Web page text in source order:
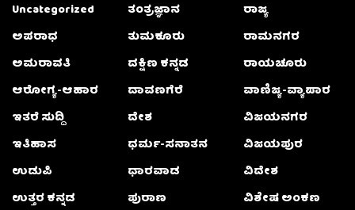
Uncategorized
ಅಪರಾಧ
ಅಮರಾವತಿ
ಆರೋಗ್ಯ-ಆಹಾರ
ಇತರೆ ಸುದ್ದಿ
ಇತಿಹಾಸ
ಉಡುಪಿ
ಉತ್ತರ ಕನ್ನಡ
ತಂತ್ರಜ್ಞಾನ
ತುಮಕೂರು
ದಕ್ಷಿಣ ಕನ್ನಡ
ದಾವಣಗೆರೆ
ದೇಶ
ಧರ್ಮ-ಸನಾತನ
ಧಾರವಾಡ
ಪುರಾಣ
ರಾಜ್ಯ
ರಾಮನಗರ
ರಾಯಚೂರು
ವಾಣಿಜ್ಯ-ವ್ಯಾಪಾರ
ವಿಜಯನಗರ
ವಿಜಯಪುರ
ವಿದೇಶ
ವಿಶೇಷ ಅಂಕಣ